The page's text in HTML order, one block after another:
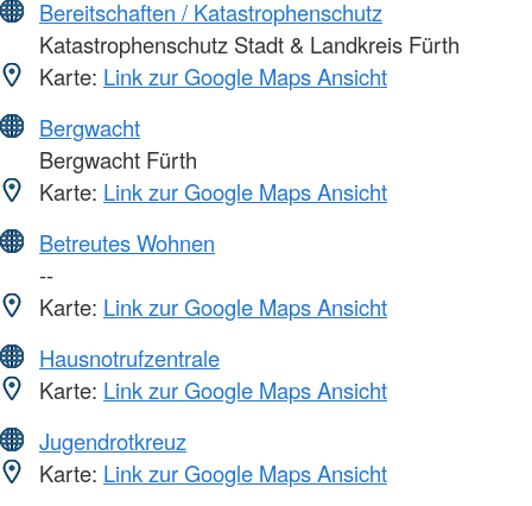
Bereitschaften / Katastrophenschutz
Katastrophenschutz Stadt & Landkreis Fürth
Karte: Link zur Google Maps Ansicht
Bergwacht
Bergwacht Fürth
Karte: Link zur Google Maps Ansicht
Betreutes Wohnen
--
Karte: Link zur Google Maps Ansicht
Hausnotrufzentrale
Karte: Link zur Google Maps Ansicht
Jugendrotkreuz
Karte: Link zur Google Maps Ansicht